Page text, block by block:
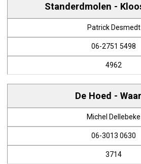
Standerdmolen -
Patrick Desmedt
06-2751 5498
4962
De Hoed -
Michel Dellebeke
06-3013 0630
3714